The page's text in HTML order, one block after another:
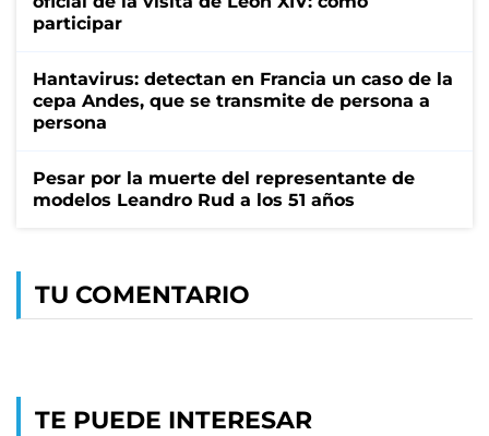
participar
Hantavirus: detectan en Francia un caso de la
cepa Andes, que se transmite de persona a
persona
Pesar por la muerte del representante de
modelos Leandro Rud a los 51 años
TU COMENTARIO
TE PUEDE INTERESAR